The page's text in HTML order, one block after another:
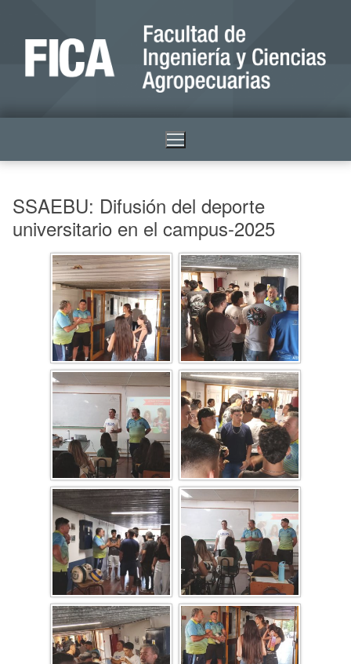
SSAEBU: Difusión del deporte
universitario en el campus-2025